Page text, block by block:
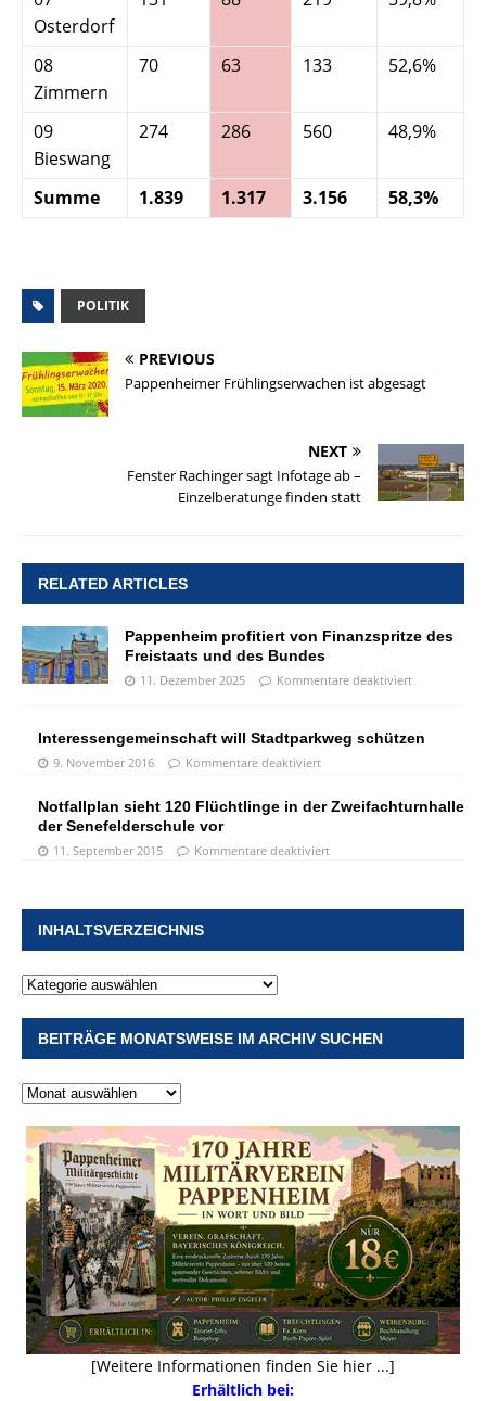
Osterdorf
08
Zimmern
70 63 133 52,6%
09
Bieswang
274 286 560 48,9%
Summe 1.839 1.317 3.156 58,3%
POLITIK
PREVIOUS
Pappenheimer Frühlingserwachen ist abgesagt
NEXT
Fenster Rachinger sagt Infotage ab –
Einzelberatunge finden statt
RELATED ARTICLES
Pappenheim profitiert von Finanzspritze des
Freistaats und des Bundes
11. Dezember 2025 Kommentare deaktiviert
Interessengemeinschaft will Stadtparkweg schützen
9. November 2016 Kommentare deaktiviert
Notfallplan sieht 120 Flüchtlinge in der Zweifachturnhalle
der Senefelderschule vor
11. September 2015 Kommentare deaktiviert
INHALTSVERZEICHNIS
BEITRÄGE MONATSWEISE IM ARCHIV SUCHEN
[Weitere Informationen finden Sie hier ...]
Erhältlich bei: